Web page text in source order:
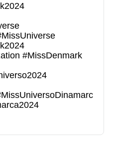
#MissDenmark